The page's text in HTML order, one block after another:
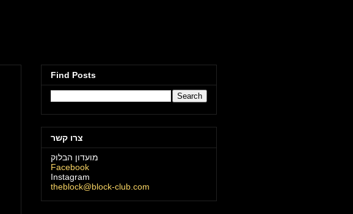
Find Posts
צרו קשר
מועדון הבלוק
Facebook
Instagram
theblock@block-club.com